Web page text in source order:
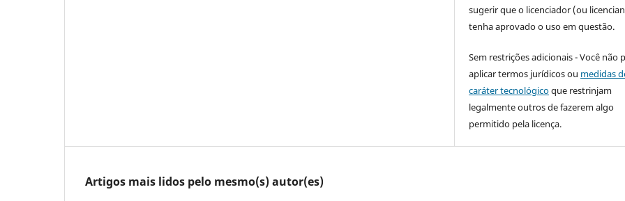
sugerir que o licenciador (ou
tenha aprovado o uso em questão.
Sem restrições adicionais - Você não
aplicar termos jurídicos ou medidas
caráter tecnológicoque restrinjam
legalmente outros de fazerem algo
permitido pela licença.
Artigos mais lidos pelo mesmo(s) autor(es)